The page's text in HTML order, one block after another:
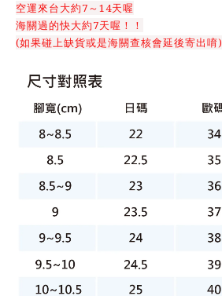
空運來台大約7～14天喔
海關過的快大約7天喔！！
(如果碰上缺貨或是海關查核會延後寄出唷)